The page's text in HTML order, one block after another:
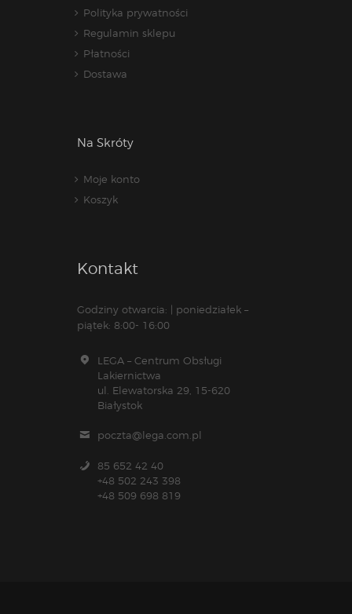
Polityka prywatności
Regulamin sklepu
Płatności
Dostawa
Na Skróty
Moje konto
Koszyk
Kontakt
Godziny otwarcia: | poniedziałek –
piątek: 8:00- 16:00
LEGA – Centrum Obsługi
Lakiernictwa
ul. Elewatorska 29, 15-620
Białystok
poczta@lega.com.pl
85 652 42 40
+48 502 243 398
+48 509 698 819